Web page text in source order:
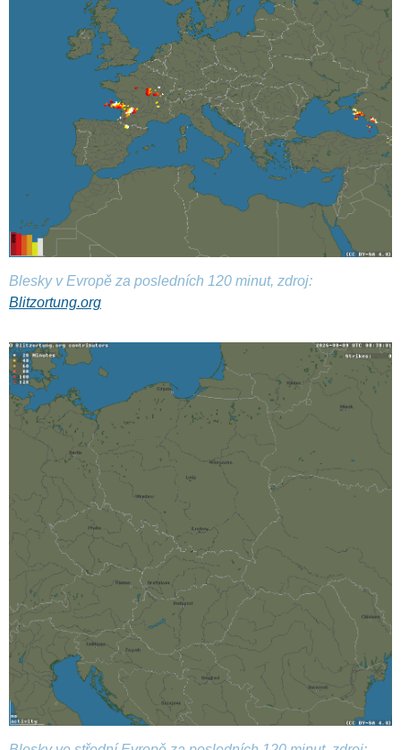
Blesky v Evropě za posledních 120 minut, zdroj:
Blitzortung.org